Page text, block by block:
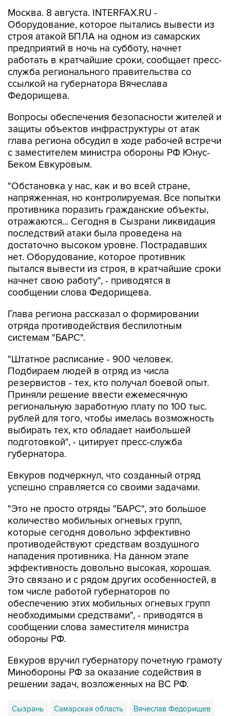
Москва. 8 августа. INTERFAX.RU -
Оборудование, которое пытались вывести из
строя атакой БПЛА на одном из самарских
предприятий в ночь на субботу, начнет
работать в кратчайшие сроки, сообщает пресс-
служба регионального правительства со
ссылкой на губернатора Вячеслава
Федорищева.
Вопросы обеспечения безопасности жителей и
защиты объектов инфраструктуры от атак
глава региона обсудил в ходе рабочей встречи
с заместителем министра обороны РФ Юнус-
Беком Евкуровым.
"Обстановка у нас, как и во всей стране,
напряженная, но контролируемая. Все попытки
противника поразить гражданские объекты,
отражаются... Сегодня в Сызрани ликвидация
последствий атаки была проведена на
достаточно высоком уровне. Пострадавших
нет. Оборудование, которое противник
пытался вывести из строя, в кратчайшие сроки
начнет свою работу", - приводятся в
сообщении слова Федорищева.
Глава региона рассказал о формировании
отряда противодействия беспилотным
системам "БАРС".
"Штатное расписание - 900 человек.
Подбираем людей в отряд из числа
резервистов - тех, кто получал боевой опыт.
Приняли решение ввести ежемесячную
региональную заработную плату по 100 тыс.
рублей для того, чтобы имелась возможность
выбирать тех, кто обладает наибольшей
подготовкой", - цитирует пресс-служба
губернатора.
Евкуров подчеркнул, что созданный отряд
успешно справляется со своими задачами.
"Это не просто отряды "БАРС", это большое
количество мобильных огневых групп,
которые сегодня довольно эффективно
противодействуют средствам воздушного
нападения противника. На данном этапе
эффективность довольно высокая, хорошая.
Это связано и с рядом других особенностей, в
том числе работой губернаторов по
обеспечению этих мобильных огневых групп
необходимыми средствами", - приводятся в
сообщении слова заместителя министра
обороны РФ.
Евкуров вручил губернатору почетную грамоту
Минобороны РФ за оказание содействия в
решении задач, возложенных на ВС РФ.
Сызрань Самарская область Вячеслав Федорищев